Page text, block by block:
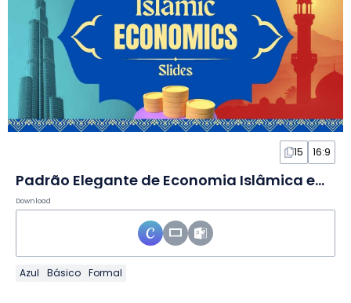
15 16:9
Padrão Elegante de Economia Islâmica em Slides
Download
Azul Básico Formal